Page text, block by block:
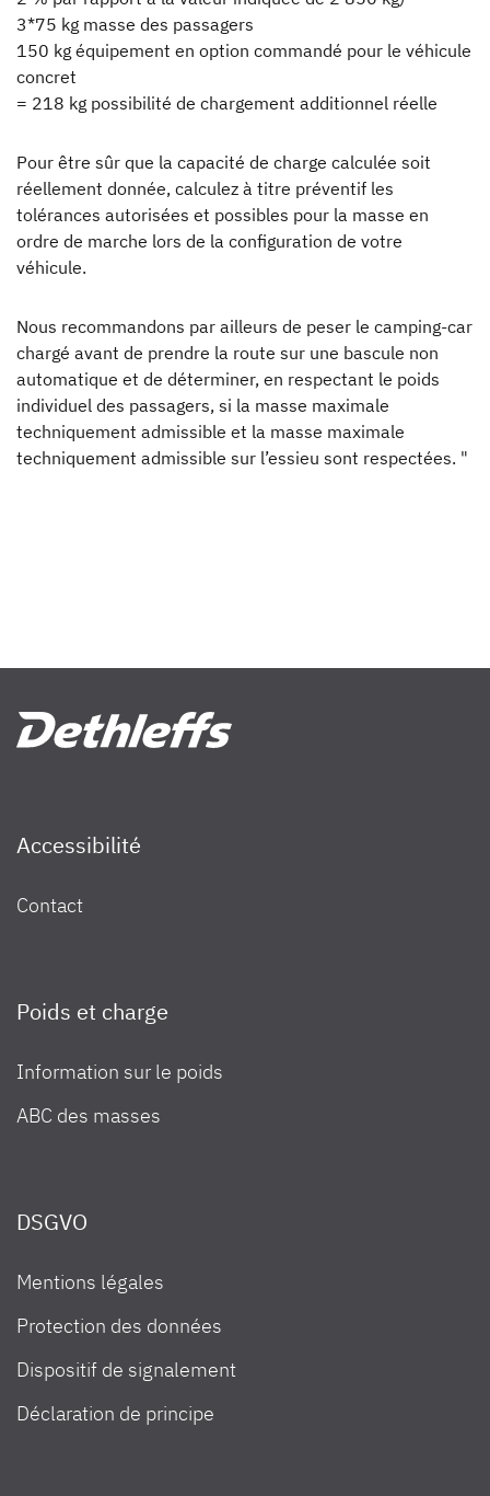
3*75 kg masse des passagers
150 kg équipement en option commandé pour le véhicule
concret
= 218 kg possibilité de chargement additionnel réelle
Pour être sûr que la capacité de charge calculée soit
réellement donnée, calculez à titre préventif les
tolérances autorisées et possibles pour la masse en
ordre de marche lors de la configuration de votre
véhicule.
Nous recommandons par ailleurs de peser le camping-car
chargé avant de prendre la route sur une bascule non
automatique et de déterminer, en respectant le poids
individuel des passagers, si la masse maximale
techniquement admissible et la masse maximale
techniquement admissible sur l’essieu sont respectées. "
Accessibilité
Contact
Poids et charge
Information sur le poids
ABC des masses
DSGVO
Mentions légales
Protection des données
Dispositif de signalement
Déclaration de principe